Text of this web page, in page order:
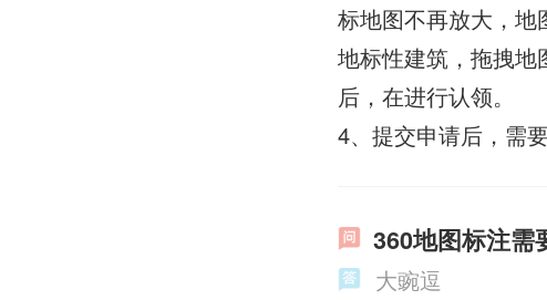
标地图不再放大，
地标性建筑，拖拽
后，在进行认领。
4、提交申请后，需
360地图标注需
大豌逗